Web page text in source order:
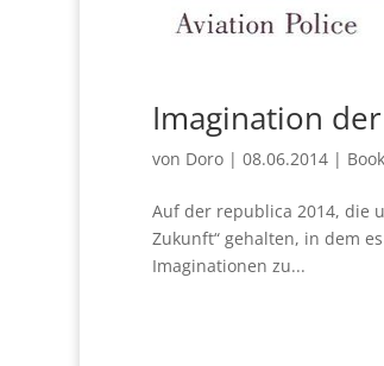
Imagination
von Doro| 08.06.2014|
Auf der republica 2014, die
Zukunft“ gehalten, in dem
Imaginationen zu...